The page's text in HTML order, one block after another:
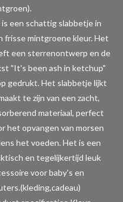
een schattig slabbetje in
frisse mintgroene kleur. Het
een sterrenontwerp en de
"It's been ash in ketchup"
gedrukt. Het slabbetje lijkt
te zijn van een zacht,
materiaal, perfect
het opvangen van morsen
het voeden. Het is een
en tegelijkertijd leuk
voor baby's en